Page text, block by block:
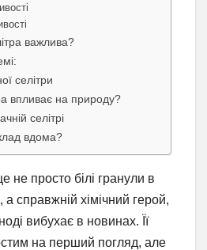
важлива?
селітри
впливає на природу?
селітрі
вдома?
не просто білі гранули в
справжній хімічний герой,
вибухає в новинах. Її
на перший погляд, але